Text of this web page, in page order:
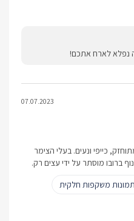
נפלא לארח אתכם!
07.07.2023
כייפי ונעים. בעלי הצימר
ברובו מוסתר על ידי עצים רק.
משקפות חלקית